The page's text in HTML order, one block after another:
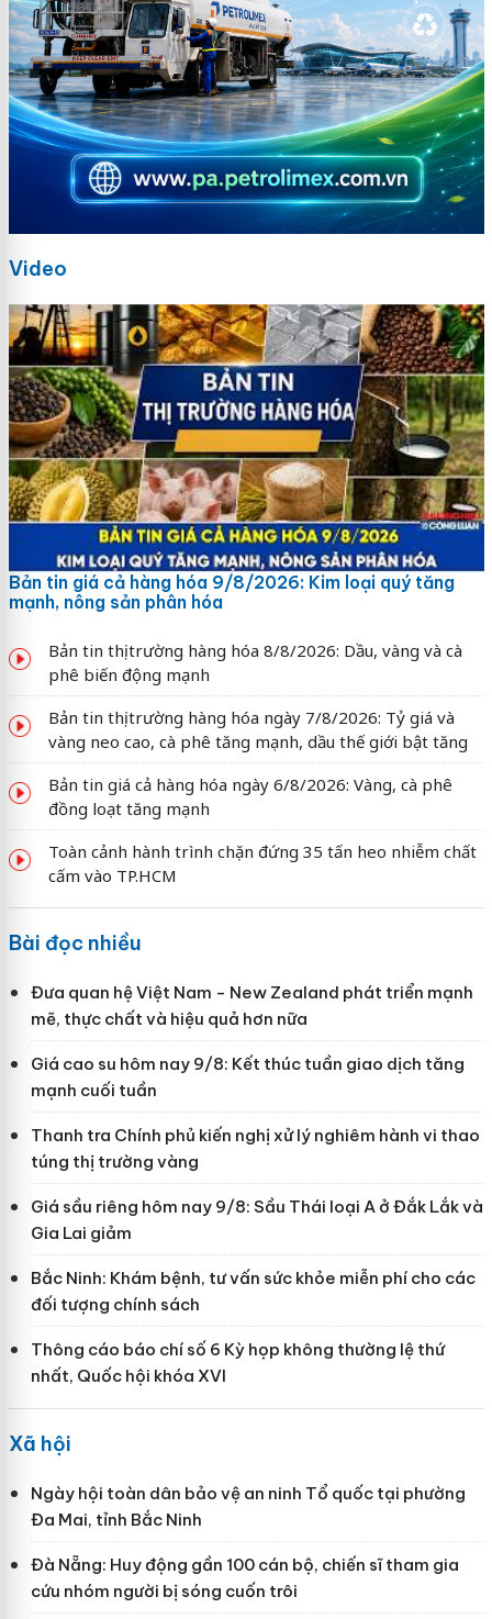
Video
Bản tin giá cả hàng hóa 9/8/2026: Kim loại quý tăng
mạnh, nông sản phân hóa
Bản tin thị trường hàng hóa 8/8/2026: Dầu, vàng và cà
phê biến động mạnh
Bản tin thị trường hàng hóa ngày 7/8/2026: Tỷ giá và
vàng neo cao, cà phê tăng mạnh, dầu thế giới bật tăng
Bản tin giá cả hàng hóa ngày 6/8/2026: Vàng, cà phê
đồng loạt tăng mạnh
Toàn cảnh hành trình chặn đứng 35 tấn heo nhiễm chất
cấm vào TP.HCM
Bài đọc nhiều
Đưa quan hệ Việt Nam - New Zealand phát triển mạnh
mẽ, thực chất và hiệu quả hơn nữa
Giá cao su hôm nay 9/8: Kết thúc tuần giao dịch tăng
mạnh cuối tuần
Thanh tra Chính phủ kiến nghị xử lý nghiêm hành vi thao
túng thị trường vàng
Giá sầu riêng hôm nay 9/8: Sầu Thái loại A ở Đắk Lắk và
Gia Lai giảm
Bắc Ninh: Khám bệnh, tư vấn sức khỏe miễn phí cho các
đối tượng chính sách
Thông cáo báo chí số 6 Kỳ họp không thường lệ thứ
nhất, Quốc hội khóa XVI
Xã hội
Ngày hội toàn dân bảo vệ an ninh Tổ quốc tại phường
Đa Mai, tỉnh Bắc Ninh
Đà Nẵng: Huy động gần 100 cán bộ, chiến sĩ tham gia
cứu nhóm người bị sóng cuốn trôi